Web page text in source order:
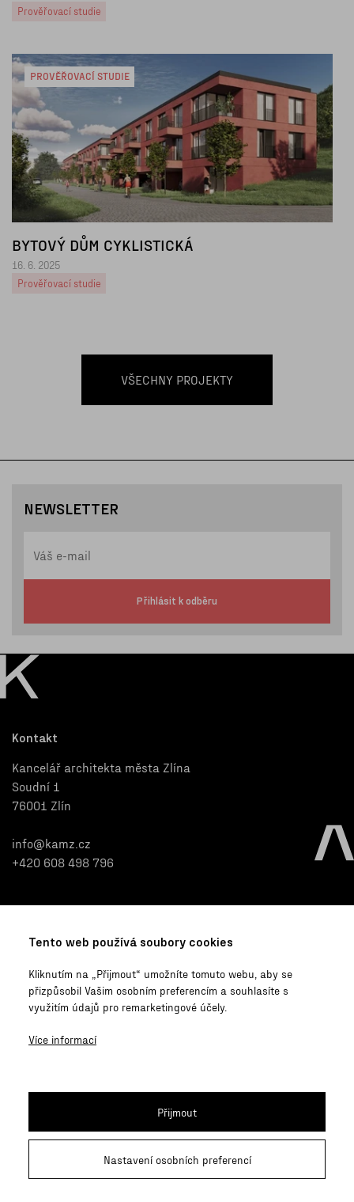
Prověřovací studie
PROVĚŘOVACÍ STUDIE
BYTOVÝ DŮM CYKLISTICKÁ
16. 6. 2025
Prověřovací studie
VŠECHNY PROJEKTY
NEWSLETTER
Přihlásit k odběru
Kontakt
Kancelář architekta města Zlína
Soudní 1
76001 Zlín
info@kamz.cz
+420 608 498 796
Soutěže
Co se u nás děje
Události
O nás
informace
Pro média
Nastavení soukromí
Archiv participací
© 2026 Kancelář architekta města Zlína
Tento web používá soubory cookies
Kliknutím na „Přijmout“ umožníte tomuto webu, aby se
přizpůsobil Vašim osobním preferencím a souhlasíte s
využitím údajů pro remarketingové účely.
Více informací
Přijmout
Nastavení osobních preferencí